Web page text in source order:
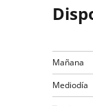
Mañana
Mediodía